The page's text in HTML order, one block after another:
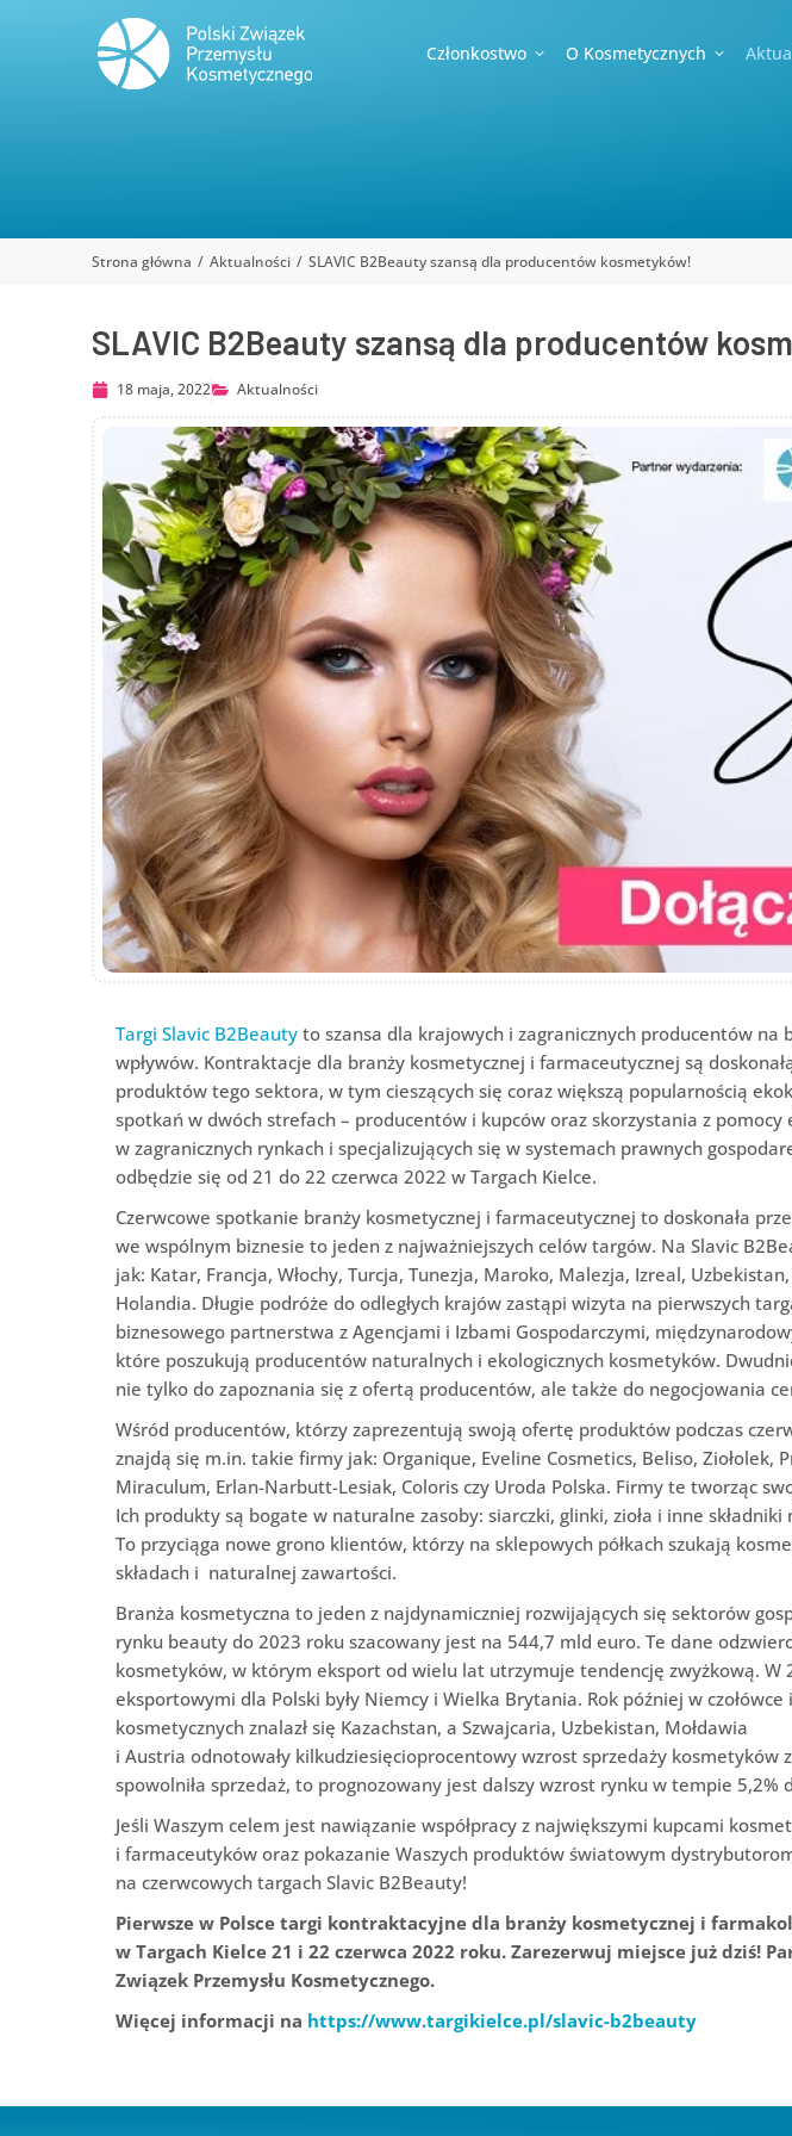
Członkostwo O Kosmetycznych
Jesteś tutaj:
Strona główna Aktualności SLAVIC B2Beauty szansą dla producentów kosmetyków!
SLAVIC B2Beauty szansą dla producentów
18 maja, 2022 Aktualności
Targi Slavic B2Beauty to szansa dla krajowych i zagranicznych producentów na
wpływów. Kontraktacje dla branży kosmetycznej i farmaceutycznej są
produktów tego sektora, w tym cieszących się coraz większą popularnością
spotkań w dwóch strefach – producentów i kupców oraz skorzystania z
w zagranicznych rynkach i specjalizujących się w systemach prawnych
odbędzie się od 21 do 22 czerwca 2022 w Targach Kielce.
Czerwcowe spotkanie branży kosmetycznej i farmaceutycznej to doskonała
we wspólnym biznesie to jeden z najważniejszych celów targów. Na Slavic
jak: Katar, Francja, Włochy, Turcja, Tunezja, Maroko, Malezja, Izreal,
Holandia. Długie podróże do odległych krajów zastąpi wizyta na pierwszych
biznesowego partnerstwa z Agencjami i Izbami Gospodarczymi,
które poszukują producentów naturalnych i ekologicznych kosmetyków.
nie tylko do zapoznania się z ofertą producentów, ale także do negocjowania
Wśród producentów, którzy zaprezentują swoją ofertę produktów podczas
znajdą się m.in. takie firmy jak: Organique, Eveline Cosmetics, Beliso, Ziołolek,
Miraculum, Erlan-Narbutt-Lesiak, Coloris czy Uroda Polska. Firmy te tworząc
Ich produkty są bogate w naturalne zasoby: siarczki, glinki, zioła i inne składniki
To przyciąga nowe grono klientów, którzy na sklepowych półkach szukają
składach i naturalnej zawartości.
Branża kosmetyczna to jeden z najdynamiczniej rozwijających się sektorów
rynku beauty do 2023 roku szacowany jest na 544,7 mld euro. Te dane
kosmetyków, w którym eksport od wielu lat utrzymuje tendencję zwyżkową. W
eksportowymi dla Polski były Niemcy i Wielka Brytania. Rok później w
kosmetycznych znalazł się Kazachstan, a Szwajcaria, Uzbekistan, Mołdawia
i Austria odnotowały kilkudziesięcioprocentowy wzrost sprzedaży kosmetyków
spowolniła sprzedaż, to prognozowany jest dalszy wzrost rynku w tempie 5,2%
Jeśli Waszym celem jest nawiązanie współpracy z największymi kupcami
i farmaceutyków oraz pokazanie Waszych produktów światowym
na czerwcowych targach Slavic B2Beauty!
Pierwsze w Polsce targi kontraktacyjne dla branży kosmetycznej i
w Targach Kielce 21 i 22 czerwca 2022 roku. Zarezerwuj miejsce już dziś!
Związek Przemysłu Kosmetycznego.
Więcej informacji na https://www.targikielce.pl/slavic-b2beauty